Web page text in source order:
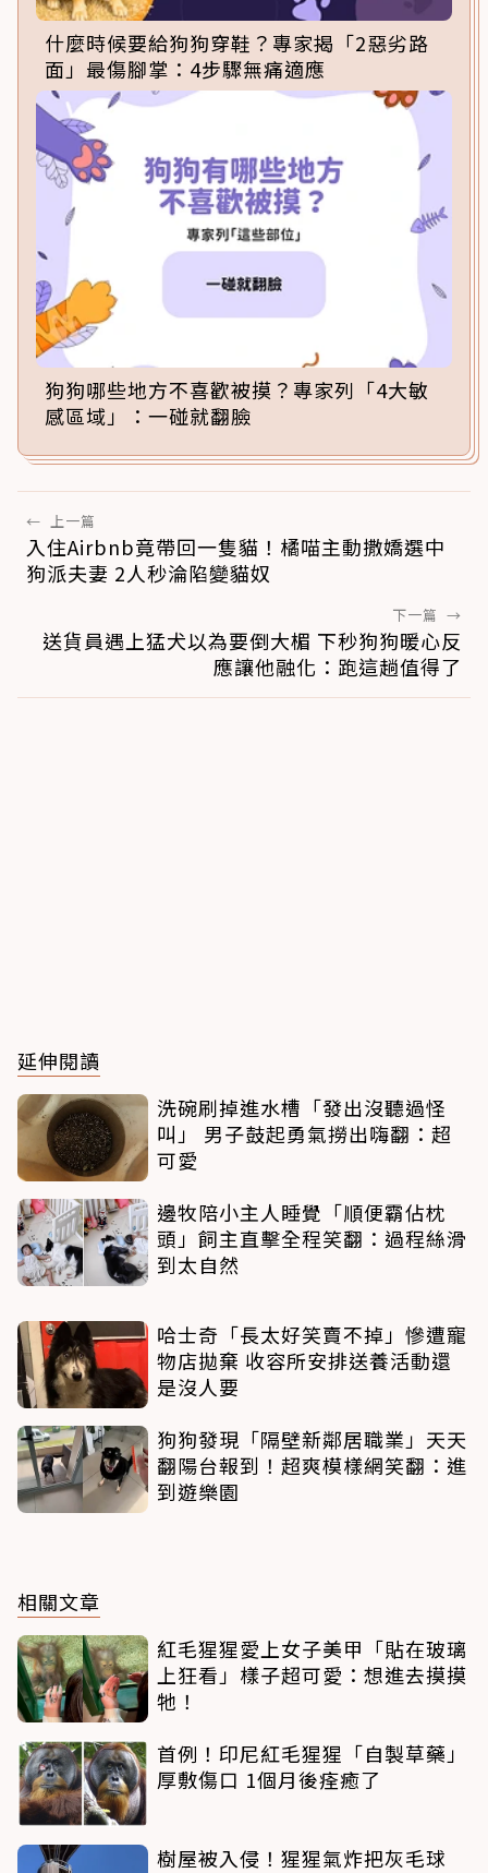
什麼時候要給狗狗穿鞋？專家揭「2惡劣路
面」最傷腳掌：4步驟無痛適應
狗狗哪些地方不喜歡被摸？專家列「4大敏
感區域」：一碰就翻臉
← 上一篇
入住Airbnb竟帶回一隻貓！橘喵主動撒嬌選中
狗派夫妻 2人秒淪陷變貓奴
下一篇 →
送貨員遇上猛犬以為要倒大楣 下秒狗狗暖心反
應讓他融化：跑這趟值得了
延伸閱讀
洗碗刷掉進水槽「發出沒聽過怪
叫」 男子鼓起勇氣撈出嗨翻：超
可愛
邊牧陪小主人睡覺「順便霸佔枕
頭」飼主直擊全程笑翻：過程絲滑
到太自然
哈士奇「長太好笑賣不掉」慘遭寵
物店拋棄 收容所安排送養活動還
是沒人要
狗狗發現「隔壁新鄰居職業」天天
翻陽台報到！超爽模樣網笑翻：進
到遊樂園
相關文章
紅毛猩猩愛上女子美甲「貼在玻璃
上狂看」樣子超可愛：想進去摸摸
牠！
首例！印尼紅毛猩猩「自製草藥」
厚敷傷口 1個月後痊癒了
樹屋被入侵！猩猩氣炸把灰毛球